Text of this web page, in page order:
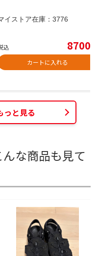
イストア在庫： 3776
込 8700
カートに入れる
っと見る
な商品も見て